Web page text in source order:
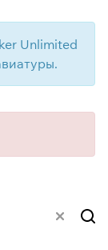
Unlimited